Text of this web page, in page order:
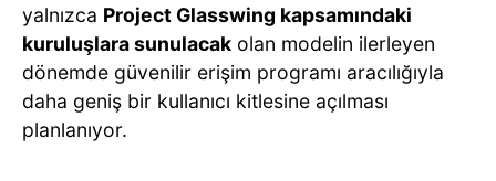
yalnızca Project Glasswing kapsamındaki
kuruluşlara sunulacak olan modelin ilerleyen
dönemde güvenilir erişim programı aracılığıyla
daha geniş bir kullanıcı kitlesine açılması
planlanıyor.